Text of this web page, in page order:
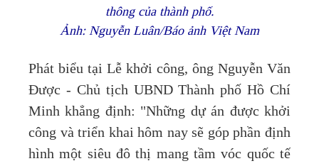
thông của thành phố.
Ảnh: Nguyễn Luân/Báo ảnh Việt Nam
Phát biểu tại Lễ khởi công, ông Nguyễn Văn
Được - Chủ tịch UBND Thành phố Hồ Chí
Minh khẳng định: "Những dự án được khởi
công và triển khai hôm nay sẽ góp phần định
hình một siêu đô thị mang tầm vóc quốc tế